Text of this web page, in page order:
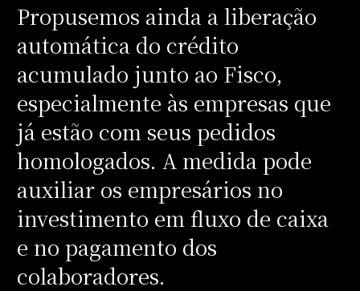
Propusemos ainda a liberação
automática do crédito
acumulado junto ao Fisco,
especialmente às empresas que
já estão com seus pedidos
homologados. A medida pode
auxiliar os empresários no
investimento em fluxo de caixa
e no pagamento dos
colaboradores.